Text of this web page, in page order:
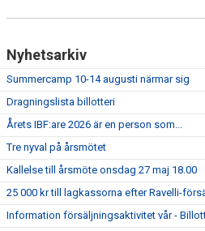
Nyhetsarkiv
Summercamp 10-14 augusti närmar sig
Dragningslista billotteri
Årets IBF:are 2026 är en person som...
Tre nyval på årsmötet
Kallelse till årsmöte onsdag 27 maj 18.00
25 000 kr till lagkassorna efter Ravelli-
Information försäljningsaktivitet vår -